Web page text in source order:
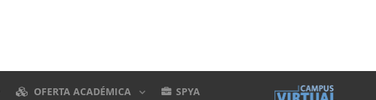
OFERTA ACADÉMICA SPYA